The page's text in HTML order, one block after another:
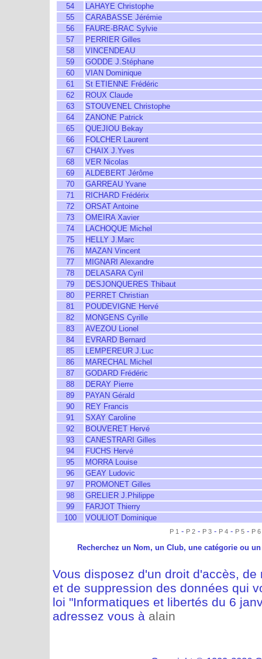
54
LAHAYE Christophe
55
CARABASSE Jérémie
56
FAURE-BRAC Sylvie
57
PERRIER Gilles
58
VINCENDEAU
59
GODDE J.Stéphane
60
VIAN Dominique
61
St ETIENNE Frédéric
62
ROUX Claude
63
STOUVENEL Christophe
64
ZANONE Patrick
65
QUEJIOU Bekay
66
FOLCHER Laurent
67
CHAIX J.Yves
68
VER Nicolas
69
ALDEBERT Jérôme
70
GARREAU Yvane
71
RICHARD Frédérix
72
ORSAT Antoine
73
OMEIRA Xavier
74
LACHOQUE Michel
75
HELLY J.Marc
76
MAZAN Vincent
77
MIGNARI Alexandre
78
DELASARA Cyril
79
DESJONQUERES Thibaut
80
PERRET Christian
81
POUDEVIGNE Hervé
82
MONGENS Cyrille
83
AVEZOU Lionel
84
EVRARD Bernard
85
LEMPEREUR J.Luc
86
MARECHAL Michel
87
GODARD Frédéric
88
DERAY Pierre
89
PAYAN Gérald
90
REY Francis
91
SXAY Caroline
92
BOUVERET Hervé
93
CANESTRARI Gilles
94
FUCHS Hervé
95
MORRA Louise
96
GEAY Ludovic
97
PROMONET Gilles
98
GRELIER J.Philippe
99
FARJOT Thierry
100
VOULIOT Dominique
P 1 - P 2 - P 3 - P 4 - P 5 - P 6
Recherchez un Nom, un Club, une catégorie ou
Vous disposez d'un droit d'accès,
et de suppression des données qui
loi "Informatiques et libertés du 6
adressez vous à alain